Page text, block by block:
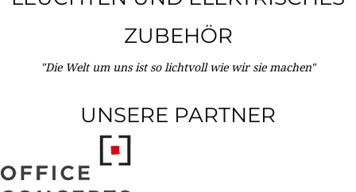
ZUBEHÖR
"Die Welt um uns ist so lichtvoll wie wir sie machen"
UNSERE PARTNER